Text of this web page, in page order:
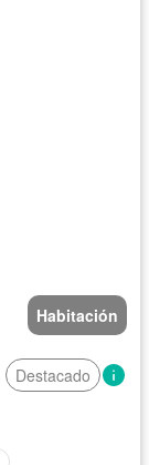
Habitación
Destacado